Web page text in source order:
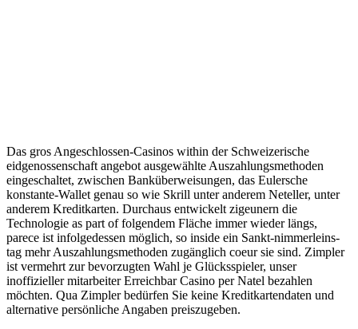
Das gros Angeschlossen-Casinos within der Schweizerische
eidgenossenschaft angebot ausgewählte Auszahlungsmethoden
eingeschaltet, zwischen Banküberweisungen, das Eulersche
konstante-Wallet genau so wie Skrill unter anderem Neteller, unter
anderem Kreditkarten. Durchaus entwickelt zigeunern die
Technologie as part of folgendem Fläche immer wieder längs,
parece ist infolgedessen möglich, so inside ein Sankt-nimmerleins-
tag mehr Auszahlungsmethoden zugänglich coeur sie sind. Zimpler
ist vermehrt zur bevorzugten Wahl je Glücksspieler, unser
inoffizieller mitarbeiter Erreichbar Casino per Natel bezahlen
möchten. Qua Zimpler bedürfen Sie keine Kreditkartendaten und
alternative persönliche Angaben preiszugeben.